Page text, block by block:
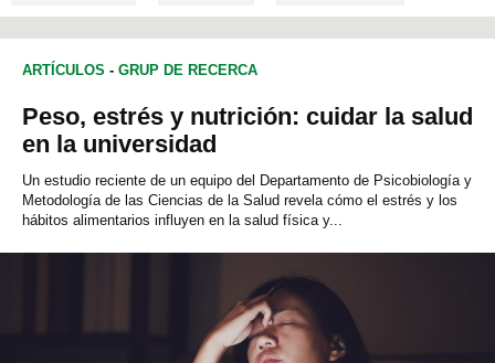
ARTÍCULOS - GRUP DE RECERCA
Peso, estrés y nutrición: cuidar la salud
en la universidad
Un estudio reciente de un equipo del Departamento de Psicobiología y
Metodología de las Ciencias de la Salud revela cómo el estrés y los
hábitos alimentarios influyen en la salud física y...